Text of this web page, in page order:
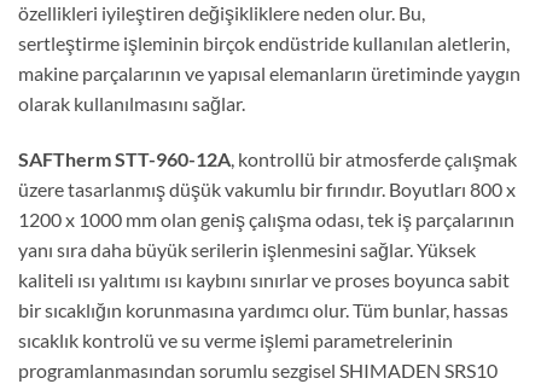
özellikleri iyileştiren değişikliklere neden olur. Bu,
sertleştirme işleminin birçok endüstride kullanılan aletlerin,
makine parçalarının ve yapısal elemanların üretiminde yaygın
olarak kullanılmasını sağlar.
SAFTherm STT-960-12A, kontrollü bir atmosferde çalışmak
üzere tasarlanmış düşük vakumlu bir fırındır. Boyutları 800 x
1200 x 1000 mm olan geniş çalışma odası, tek iş parçalarının
yanı sıra daha büyük serilerin işlenmesini sağlar. Yüksek
kaliteli ısı yalıtımı ısı kaybını sınırlar ve proses boyunca sabit
bir sıcaklığın korunmasına yardımcı olur. Tüm bunlar, hassas
sıcaklık kontrolü ve su verme işlemi parametrelerinin
programlanmasından sorumlu sezgisel SHIMADEN SRS10